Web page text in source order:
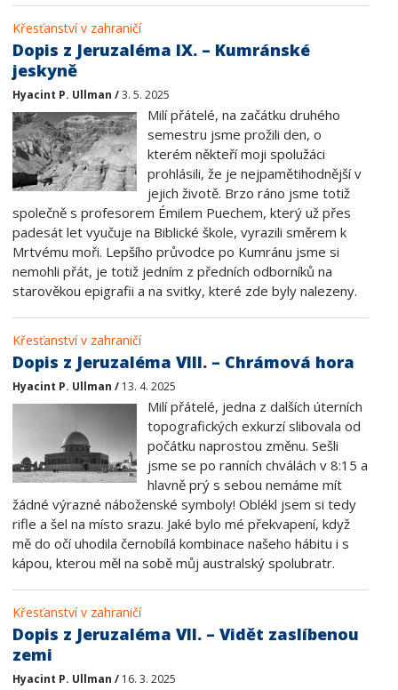
Křesťanství v zahraničí
Dopis z Jeruzaléma IX. – Kumránské
jeskyně
Hyacint P. Ullman /3. 5. 2025
Milí přátelé, na začátku druhého
semestru jsme prožili den, o
kterém někteří moji spolužáci
prohlásili, že je nejpamětihodnější v
jejich životě. Brzo ráno jsme totiž
společně s profesorem Émilem Puechem, který už přes
padesát let vyučuje na Biblické škole, vyrazili směrem k
Mrtvému moři. Lepšího průvodce po Kumránu jsme si
nemohli přát, je totiž jedním z předních odborníků na
starověkou epigrafii a na svitky, které zde byly nalezeny.
Křesťanství v zahraničí
Dopis z Jeruzaléma VIII. – Chrámová hora
Hyacint P. Ullman / 13. 4. 2025
Milí přátelé, jedna z dalších úterních
topografických exkurzí slibovala od
počátku naprostou změnu. Sešli
jsme se po ranních chválách v 8:15 a
hlavně prý s sebou nemáme mít
žádné výrazné náboženské symboly! Oblékl jsem si tedy
rifle a šel na místo srazu. Jaké bylo mé překvapení, když
mě do očí uhodila černobílá kombinace našeho hábitu i s
kápou, kterou měl na sobě můj australský spolubratr.
Křesťanství v zahraničí
Dopis z Jeruzaléma VII. – Vidět zaslíbenou
zemi
Hyacint P. Ullman / 16. 3. 2025